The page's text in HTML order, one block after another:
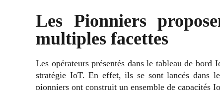
Les Pionniers
multiples facettes
Les opérateurs présentés dans le tableau de
stratégie IoT. En effet, ils se sont lancés dans
pionniers ont construit un ensemble de capacités